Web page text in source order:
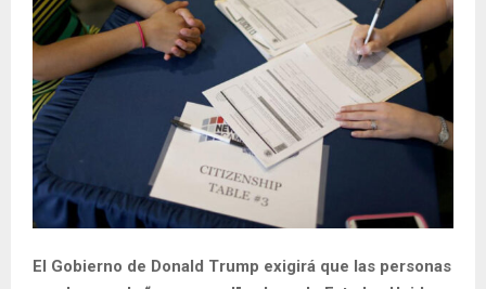
El Gobierno de Donald Trump exigirá que las personas